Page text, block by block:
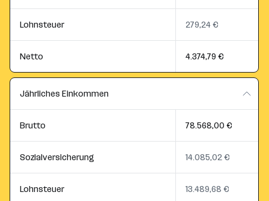
Lohnsteuer 279,24 €
Netto 4.374,79 €
Jährliches Einkommen
Brutto 78.568,00 €
Sozialversicherung 14.085,02 €
Lohnsteuer 13.489,68 €